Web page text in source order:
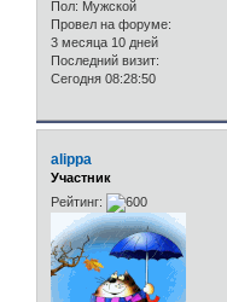
Пол: Мужской
Провел на форуме:
3 месяца 10 дней
Последний визит:
Сегодня 08:28:50
alippa
Участник
Рейтинг: